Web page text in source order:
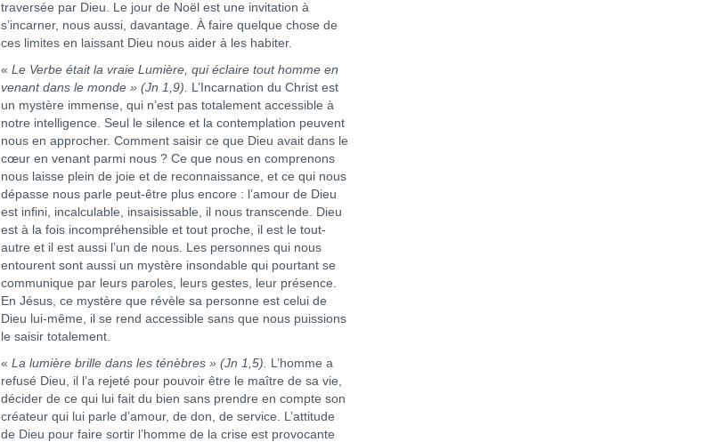
traversée par Dieu. Le jour de Noël est une invitation à
s’incarner, nous aussi, davantage. À faire quelque chose de
ces limites en laissant Dieu nous aider à les habiter.
« Le Verbe était la vraie Lumière, qui éclaire tout homme en
venant dans le monde »(Jn 1,9). L’Incarnation du Christ est
un mystère immense, qui n’est pas totalement accessible à
notre intelligence. Seul le silence et la contemplation peuvent
nous en approcher. Comment saisir ce que Dieu avait dans le
cœur en venant parmi nous ? Ce que nous en comprenons
nous laisse plein de joie et de reconnaissance, et ce qui nous
dépasse nous parle peut-être plus encore : l’amour de Dieu
est infini, incalculable, insaisissable, il nous transcende. Dieu
est à la fois incompréhensible et tout proche, il est le tout-
autre et il est aussi l’un de nous. Les personnes qui nous
entourent sont aussi un mystère insondable qui pourtant se
communique par leurs paroles, leurs gestes, leur présence.
En Jésus, ce mystère que révèle sa personne est celui de
Dieu lui-même, il se rend accessible sans que nous puissions
le saisir totalement.
«La lumière brille dans les ténèbres »(Jn 1,5). L’homme a
refusé Dieu, il l’a rejeté pour pouvoir être le maître de sa vie,
décider de ce qui lui fait du bien sans prendre en compte son
créateur qui lui parle d’amour, de don, de service. L’attitude
de Dieu pour faire sortir l’homme de la crise est provocante